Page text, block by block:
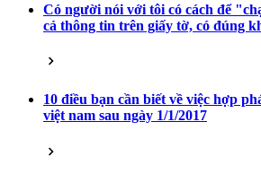
Có người nói với tôi có cách để
cả thông tin trên giấy tờ, có đúng
10 điều bạn cần biết về việc hợp
việt nam sau ngày 1/1/2017